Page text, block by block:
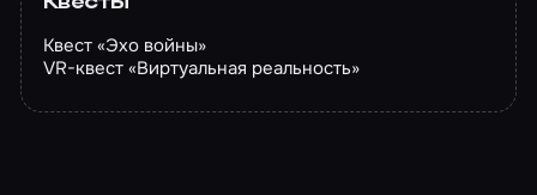
Квест «Эхо войны»
VR-квест «Виртуальная реальность»